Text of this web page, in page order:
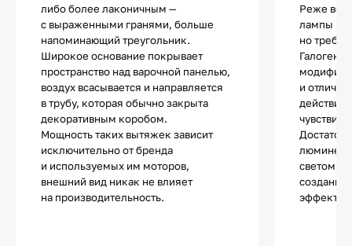
либо более лаконичным —
с выраженными гранями, больше
напоминающий треугольник.
Широкое основание покрывает
пространство над варочной панелью,
воздух всасывается и направляется
в трубу, которая обычно закрыта
декоративным коробом.
Мощность таких вытяжек зависит
исключительно от бренда
и используемых им моторов,
внешний вид никак не влияет
на производительность.
Реже
лампы
но
и
светом и
создания